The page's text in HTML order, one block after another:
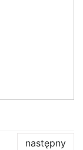
następny